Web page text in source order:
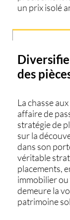
un prix isolé
des
La chasse
affaire de
stratégie de
sur la
dans son
véritable
placements,
immobilier
demeure la
patrimoine